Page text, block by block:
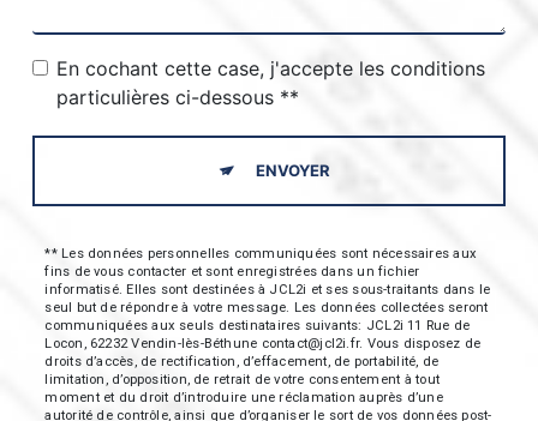
En cochant cette case, j'accepte les conditions
particulières ci-dessous **
ENVOYER
** Les données personnelles communiquées sont nécessaires aux
fins de vous contacter et sont enregistrées dans un fichier
informatisé. Elles sont destinées à JCL2i et ses sous-traitants dans le
seul but de répondre à votre message. Les données collectées seront
communiquées aux seuls destinataires suivants: JCL2i 11 Rue de
Locon, 62232 Vendin-lès-Béthune contact@jcl2i.fr. Vous disposez de
droits d’accès, de rectification, d’effacement, de portabilité, de
limitation, d’opposition, de retrait de votre consentement à tout
moment et du droit d’introduire une réclamation auprès d’une
autorité de contrôle, ainsi que d’organiser le sort de vos données post-